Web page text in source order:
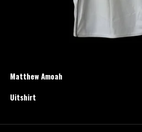
Matthew Amoah
Uitshirt